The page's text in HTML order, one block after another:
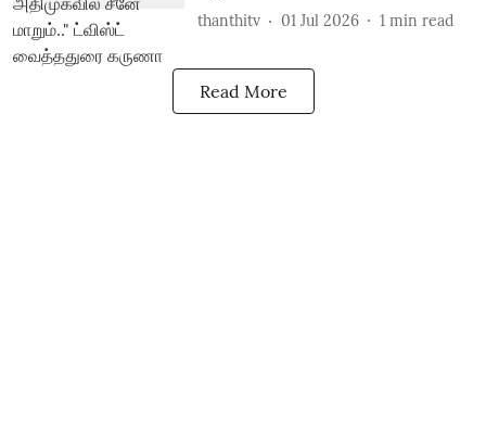
thanthitv 01 Jul 2026 1 min read
Read More